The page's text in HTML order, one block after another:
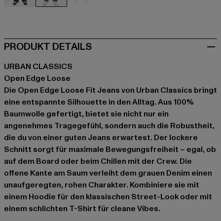
PRODUKT DETAILS
URBAN CLASSICS
Open Edge Loose
Die Open Edge Loose Fit Jeans von Urban Classics bringt
eine entspannte Silhouette in den Alltag. Aus 100%
Baumwolle gefertigt, bietet sie nicht nur ein
angenehmes Tragegefühl, sondern auch die Robustheit,
die du von einer guten Jeans erwartest. Der lockere
Schnitt sorgt für maximale Bewegungsfreiheit – egal, ob
auf dem Board oder beim Chillen mit der Crew. Die
offene Kante am Saum verleiht dem grauen Denim einen
unaufgeregten, rohen Charakter. Kombiniere sie mit
einem Hoodie für den klassischen Street-Look oder mit
einem schlichten T-Shirt für cleane Vibes.